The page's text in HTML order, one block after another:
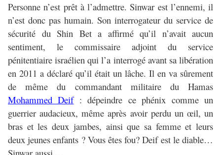
Personne n’est prêt à l’admettre. Sinwar est l’ennemi, il
n’est donc pas humain. Son interrogateur du service de
sécurité du Shin Bet a affirmé qu’il n’avait aucun
sentiment, le commissaire adjoint du service
pénitentiaire israélien qui l’a interrogé avant sa libération
en 2011 a déclaré qu’il était un lâche. Il en va sûrement
de même du commandant militaire du Hamas
Mohammed Deif: dépeindre ce phénix comme un
guerrier audacieux, même après avoir perdu un œil, un
bras et les deux jambes, ainsi que sa femme et leurs
deux jeunes enfants ? Vous êtes fou? Deif est le diable…